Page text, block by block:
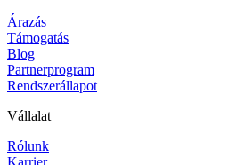
Árazás
Támogatás
Blog
Partnerprogram
Rendszerállapot
Vállalat
Rólunk
Karrier